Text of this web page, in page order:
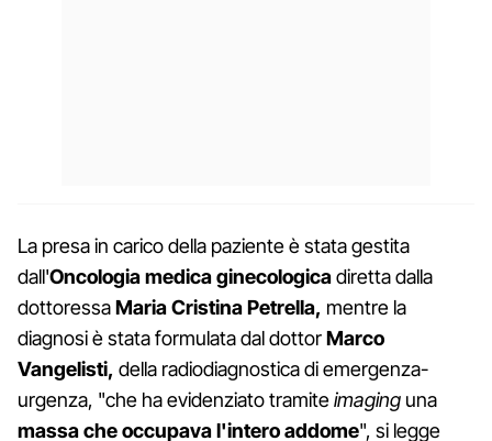
La presa in carico della paziente è stata gestita
dall'Oncologia medica ginecologicadiretta dalla
dottoressaMaria Cristina Petrella, mentre la
diagnosi è stata formulata dal dottorMarco
Vangelisti, della radiodiagnostica di emergenza-
urgenza, "che ha evidenziato tramiteimaging una
massa che occupava l'intero addome", si legge